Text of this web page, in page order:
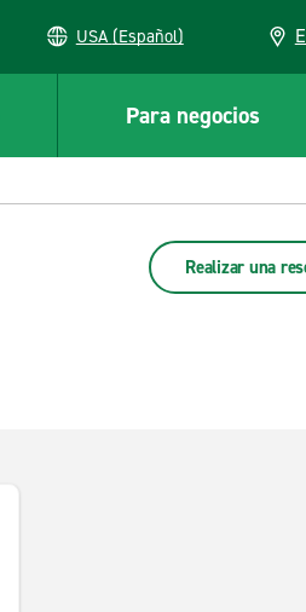
USA (Español)
Para negocios
Realizar una